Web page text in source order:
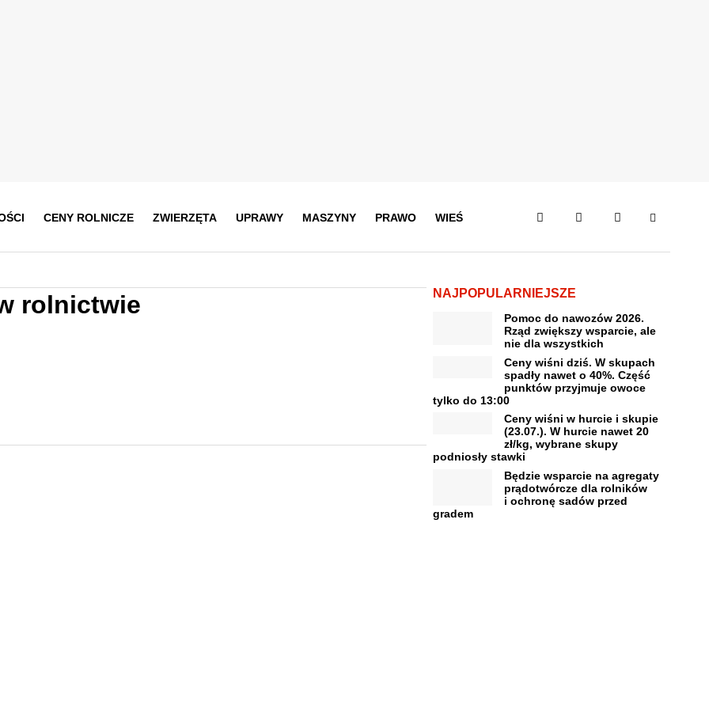
CENY ROLNICZE ZWIERZĘTA UPRAWY MASZYNY PRAWO WIEŚ
rolnictwie NAJPOPULARNIEJSZE
Pomoc do nawozów 2026.
Rząd zwiększy wsparcie, ale
nie dla wszystkich
Ceny wiśni dziś. W skupach
spadły nawet o 40%. Część
punktów przyjmuje owoce
tylko do 13:00
Ceny wiśni w hurcie i skupie
(23.07.). W hurcie nawet 20
zł/kg, wybrane skupy
podniosły stawki
Będzie wsparcie na agregaty
prądotwórcze dla rolników
i ochronę sadów przed
gradem